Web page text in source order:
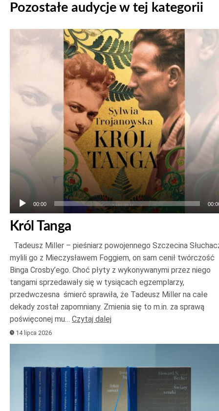
Pozostałe audycje w tej kategorii
plików
dźwiękowych
00:00
Król Tanga
Tadeusz Miller – pieśniarz powojennego Szczecina
mylili go z Mieczysławem Foggiem, on sam cenił twórczość
Binga Crosby’ego. Choć płyty z wykonywanymi przez niego
tangami sprzedawały się w tysiącach egzemplarzy,
przedwczesna śmierć sprawiła, że Tadeusz Miller na całe
dekady został zapomniany. Zmienia się to m.in. za sprawą
poświęconej mu… Czytaj dalej
14 lipca 2026
dźwiękowych